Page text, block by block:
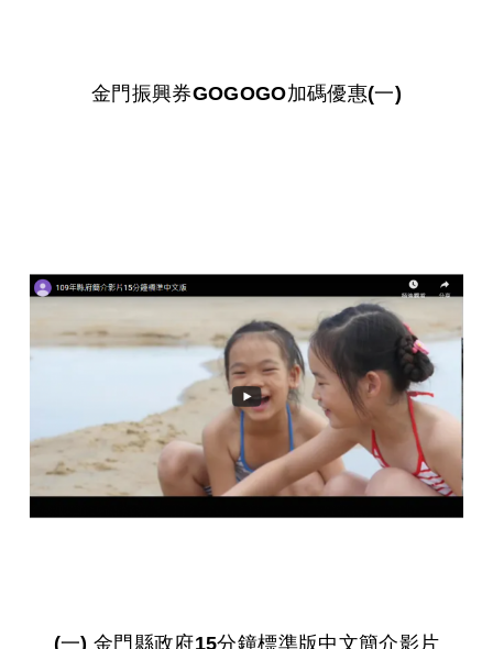
金門振興券GOGOGO加碼優惠(一)
(一) 金門縣政府15分鐘標準版中文簡介影片